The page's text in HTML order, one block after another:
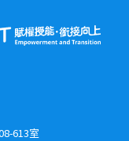
613室